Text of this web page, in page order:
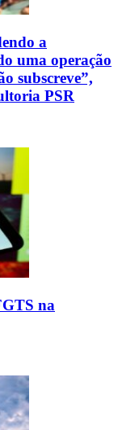
a
uma operação
subscreve”,
PSR
na